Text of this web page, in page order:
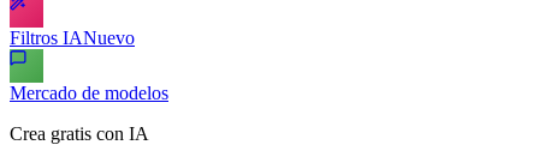
Filtros IANuevo
Mercado de modelos
Crea gratis con IA